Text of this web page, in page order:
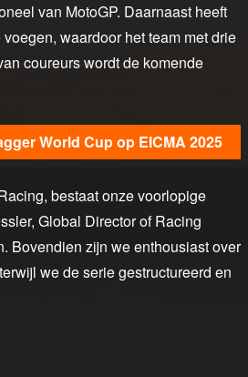
van MotoGP. Daarnaast heeft
waardoor het team met drie
coureurs wordt de komende
World Cup op EICMA 2025
bestaat onze voorlopige
Global Director of Racing
Bovendien zijn we enthousiast over
we de serie gestructureerd en